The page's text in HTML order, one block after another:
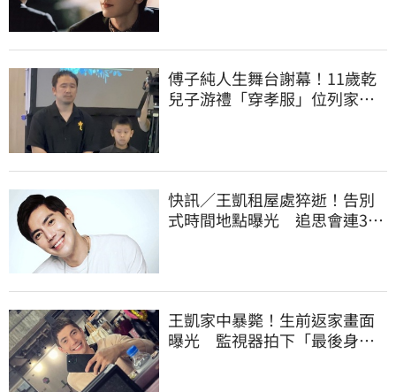
傅子純人生舞台謝幕！11歲乾
兒子游禮「穿孝服」位列家
快訊／王凱租屋處猝逝！告別
式時間地點曝光 追思會連3天
王凱家中暴斃！生前返家畫面
曝光 監視器拍下「最後身